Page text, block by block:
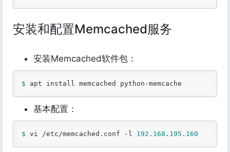
安装和配置Memcached服务
安装Memcached软件包：
$ apt install memcached python-memcache
基本配置：
$ vi /etc/memcached.conf -l 192.168 . 195.160